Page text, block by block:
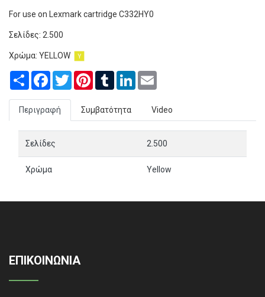
For use on Lexmark cartridge C332HY0
Σελίδες: 2.500
Χρώμα: YELLOW
Share Facebook
TwitterPinterestTumblrLinkedIn
Περιγραφή Συμβατότητα Video
Σελίδες 2.500
Χρώμα Yellow
ΕΠΙΚΟΙΝΩΝΙΑ